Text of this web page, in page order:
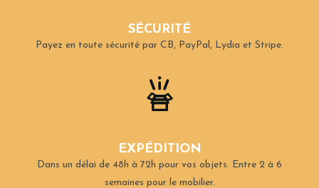
SÉCURITÉ
Payez en toute sécurité par CB, PayPal, Lydia et Stripe.
EXPÉDITION
Dans un délai de 48h à 72h pour vos objets. Entre 2 à 6
semaines pour le mobilier.